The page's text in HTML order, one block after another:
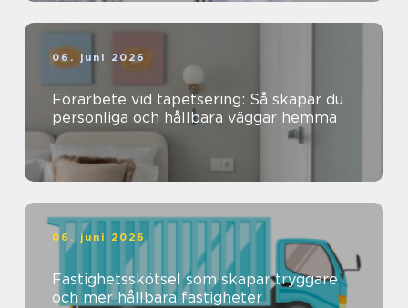
06. juni 2026
Förarbete vid tapetsering: Så skapar du
personliga och hållbara väggar hemma
06. juni 2026
Fastighetsskötsel som skapar tryggare
och mer hållbara fastigheter